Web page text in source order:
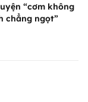
“cơm không
chẳng ngọt”